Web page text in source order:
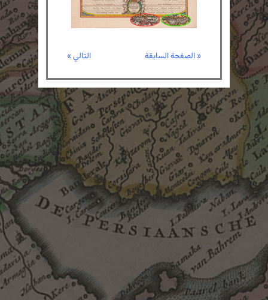
« الصفحة السابقة التالي »